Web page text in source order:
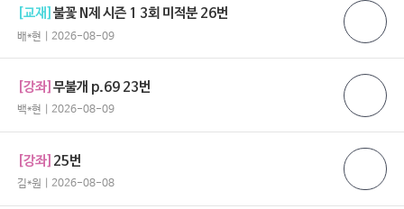
[교재]불꽃 N제 시즌 1 3회 미적분 26번
배*현 | 2026-08-09
[강좌]무불개 p.69 23번
백*현 | 2026-08-09
[강좌] 25번
김*원 | 2026-08-08